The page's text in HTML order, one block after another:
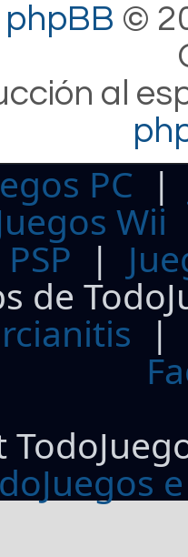
phpBB ©
al
PC
Wii
PSP |
de
|